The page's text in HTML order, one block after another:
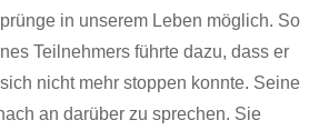
in unserem Leben möglich. So
Teilnehmers führte dazu, dass er
nicht mehr stoppen konnte. Seine
an darüber zu sprechen. Sie